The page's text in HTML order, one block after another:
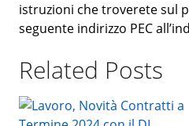
istruzioni che troverete sul
seguente indirizzo PEC
Related Posts